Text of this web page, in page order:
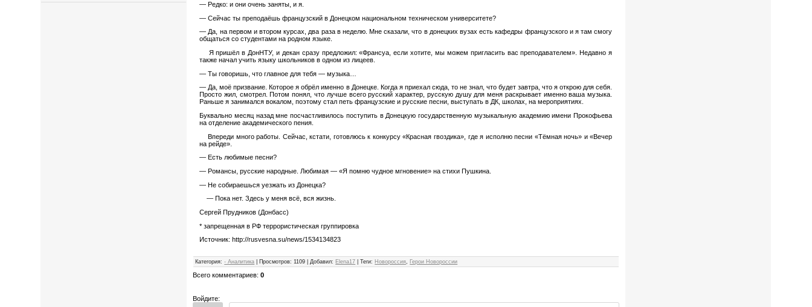
— Редко: и они очень заняты, и я.
— Сейчас ты преподаёшь французский в Донецком национальном техническом университете?
— Да, на первом и втором курсах, два раза в неделю. Мне сказали, что в донецких вузах есть кафедры французского и я там смогу
общаться со студентами на родном языке.
Я пришёл в ДонНТУ, и декан сразу предложил: «Франсуа, если хотите, мы можем пригласить вас преподавателем». Недавно я
также начал учить языку школьников в одном из лицеев.
— Ты говоришь, что главное для тебя — музыка…
— Да, моё призвание. Которое я обрёл именно в Донецке. Когда я приехал сюда, то не знал, что будет завтра, что я открою для себя.
Просто жил, смотрел. Потом понял, что лучше всего русский характер, русскую душу для меня раскрывает именно ваша музыка.
Раньше я занимался вокалом, поэтому стал петь французские и русские песни, выступать в ДК, школах, на мероприятиях.
Буквально месяц назад мне посчастливилось поступить в Донецкую государственную музыкальную академию имени Прокофьева
на отделение академического пения.
Впереди много работы. Сейчас, кстати, готовлюсь к конкурсу «Красная гвоздика», где я исполню песни «Тёмная ночь» и «Вечер
на рейде».
— Есть любимые песни?
— Романсы, русские народные. Любимая — «Я помню чудное мгновение» на стихи Пушкина.
— Не собираешься уезжать из Донецка?
— Пока нет. Здесь у меня всё, вся жизнь.
Сергей Прудников (Донбасс)
* запрещенная в РФ террористическая группировка
Источник: http://rusvesna.su/news/1534134823
Категория: - Аналитика Просмотров: 1109 |Добавил: Elena17 |Теги: Новороссия, Герои Новороссии
Всего комментариев:0
Войдите: